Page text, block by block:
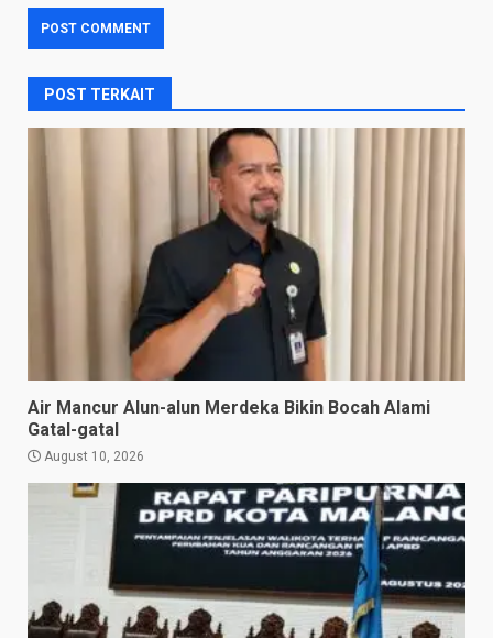
POST TERKAIT
Air Mancur Alun-alun Merdeka Bikin Bocah Alami
Gatal-gatal
August 10, 2026